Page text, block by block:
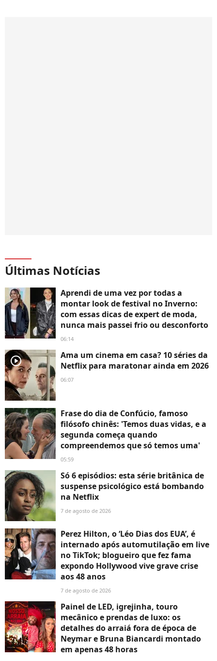
Últimas Notícias
Aprendi de uma vez por todas a
montar look de festival no Inverno:
com essas dicas de expert de moda,
nunca mais passei frio ou desconforto
06:14
player2
Ama um cinema em casa? 10 séries da
Netflix para maratonar ainda em 2026
06:07
Frase do dia de Confúcio, famoso
filósofo chinês: 'Temos duas vidas, e a
segunda começa quando
compreendemos que só temos uma'
05:59
Só 6 episódios: esta série britânica de
suspense psicológico está bombando
na Netflix
7 de agosto de 2026
Perez Hilton, o ‘Léo Dias dos EUA’, é
internado após automutilação em live
no TikTok; blogueiro que fez fama
expondo Hollywood vive grave crise
aos 48 anos
7 de agosto de 2026
Painel de LED, igrejinha, touro
mecânico e prendas de luxo: os
detalhes do arraiá fora de época de
Neymar e Bruna Biancardi montado
em apenas 48 horas